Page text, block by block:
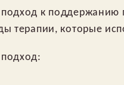
к поддержанию
терапии, которые